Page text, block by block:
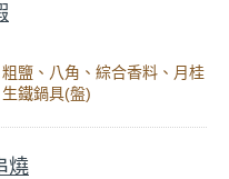
鹽、八角、綜合香料、月桂
鐵鍋具(盤)
燒